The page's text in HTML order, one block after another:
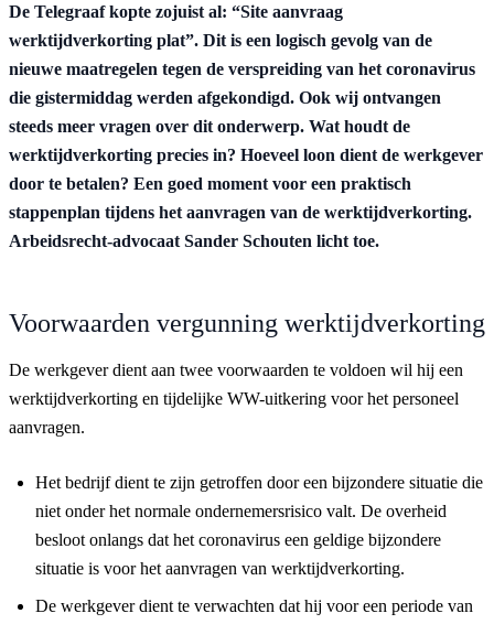
De Telegraaf kopte zojuist al: “Site aanvraag
werktijdverkorting plat”. Dit is een logisch gevolg van de
nieuwe maatregelen tegen de verspreiding van het coronavirus
die gistermiddag werden afgekondigd. Ook wij ontvangen
steeds meer vragen over dit onderwerp. Wat houdt de
werktijdverkorting precies in? Hoeveel loon dient de werkgever
door te betalen? Een goed moment voor een praktisch
stappenplan tijdens het aanvragen van de werktijdverkorting.
Arbeidsrecht-advocaat Sander Schouten licht toe.
Voorwaarden vergunning werktijdverkorting
De werkgever dient aan twee voorwaarden te voldoen wil hij een
werktijdverkorting en tijdelijke WW-uitkering voor het personeel
aanvragen.
Het bedrijf dient te zijn getroffen door een bijzondere situatie die
niet onder het normale ondernemersrisico valt. De overheid
besloot onlangs dat het coronavirus een geldige bijzondere
situatie is voor het aanvragen van werktijdverkorting.
De werkgever dient te verwachten dat hij voor een periode van